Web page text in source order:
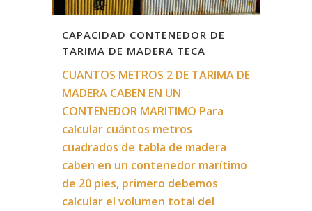
CAPACIDAD CONTENEDOR DE
TARIMA DE MADERA TECA
CUANTOS METROS 2 DE TARIMA DE
MADERA CABEN EN UN
CONTENEDOR MARITIMO Para
calcular cuántos metros
cuadrados de tabla de madera
caben en un contenedor marítimo
de 20 pies, primero debemos
calcular el volumen total del